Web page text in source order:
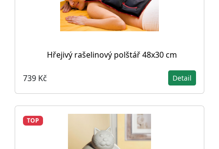
Hřejivý rašelinový polštář 48x30 cm
739 Kč Detail
TOP